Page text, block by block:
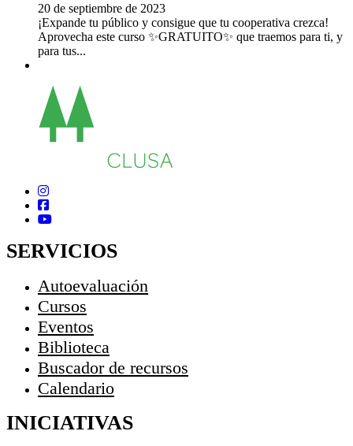
20 de septiembre de 2023
¡Expande tu público y consigue que tu cooperativa crezca!
Aprovecha este curso ✨GRATUITO✨ que traemos para ti, y
para tus...
SERVICIOS
Autoevaluación
Cursos
Eventos
Biblioteca
Buscador de recursos
Calendario
INICIATIVAS